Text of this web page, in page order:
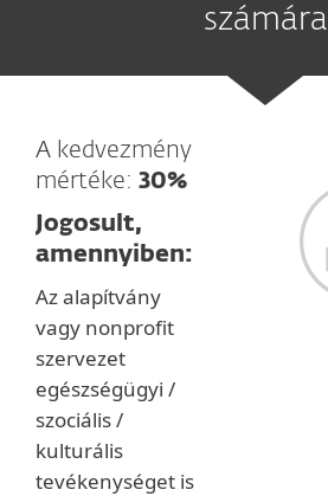
számára
A kedvezmény
mértéke: 30%
Jogosult,
amennyiben:
Az alapítvány
vagy nonprofit
szervezet
egészségügyi /
szociális /
kulturális
tevékenységet is